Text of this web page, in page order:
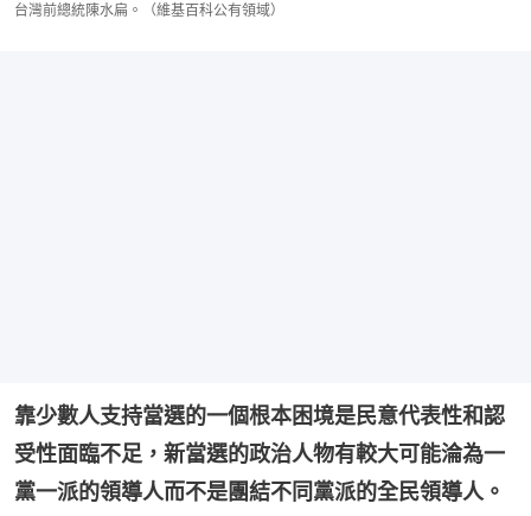
台灣前總統陳水扁。（維基百科公有領域）
靠少數人支持當選的一個根本困境是民意代表性和認
受性面臨不足，新當選的政治人物有較大可能淪為一
黨一派的領導人而不是團結不同黨派的全民領導人。